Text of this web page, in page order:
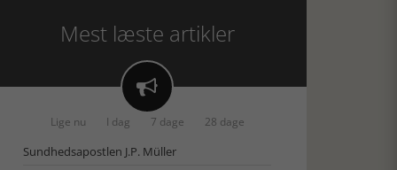
Mest læste artikler

Lige nu I dag 7 dage 28 dage
Sundhedsapostlen J.P. Müller